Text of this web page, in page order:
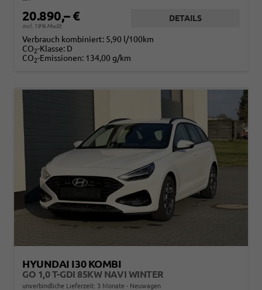
20.890,– €
incl. 19% MwSt.
DETAILS
Verbrauch kombiniert: 5,90 l/100km
CO2-Klasse: D
CO2-Emissionen: 134,00 g/km
HYUNDAI I30 KOMBI
GO 1,0 T-GDI 85KW NAVI WINTER
unverbindliche Lieferzeit: 3 Monate Neuwagen